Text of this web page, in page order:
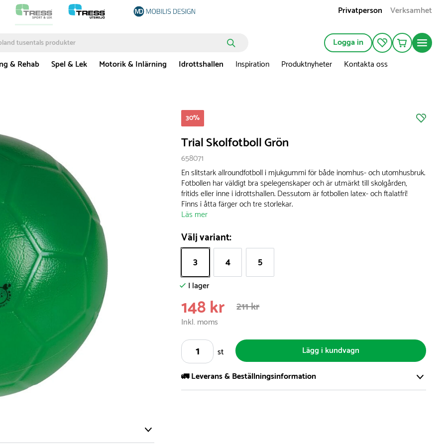
Privatperson Verksamhet
Logga in
& Rehab Spel & Lek Motorik & Inlärning Idrottshallen Inspiration Produktnyheter Kontakta oss
30%
Trial Skolfotboll Grön
658071
En slitstark allroundfotboll i mjukgummi för både inomhus- och utomhusbruk.
Fotbollen har väldigt bra spelegenskaper och är utmärkt till skolgården,
fritids eller inne i idrottshallen. Dessutom är fotbollen latex- och ftalatfri!
Finns i åtta färger och tre storlekar.
Läs mer
Välj variant:
3 4 5
I lager
148 kr 211 kr
Inkl. moms
st
Lägg i kundvagn
🚛 Leverans & Beställningsinformation